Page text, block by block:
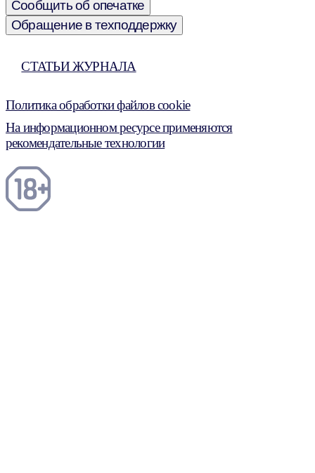
Сообщить об опечатке
Обращение в техподдержку
СТАТЬИ ЖУРНАЛА
Политика обработки файлов cookie
На информационном ресурсе применяются
рекомендательные технологии